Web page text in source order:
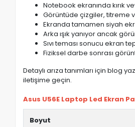
Notebook ekranında kırık
Görüntüde çizgiler, titreme
Ekranda tamamen siyah
Arka ışık yanıyor ancak
Sıvı teması sonucu ekran
Fiziksel darbe sonrası
Detaylı arıza tanımları için blog
iletişime geçin.
Asus U56E Laptop Led Ekran
Boyut